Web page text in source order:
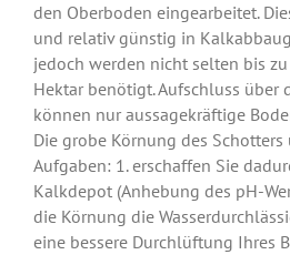
den Oberboden eingearbeitet.
und relativ günstig in
jedoch werden nicht selten bis
Hektar benötigt. Aufschluss über
können nur aussagekräftige
Die grobe Körnung des
Aufgaben: 1. erschaffen Sie
Kalkdepot (Anhebung des pH-
die Körnung die
eine bessere Durchlüftung Ihres